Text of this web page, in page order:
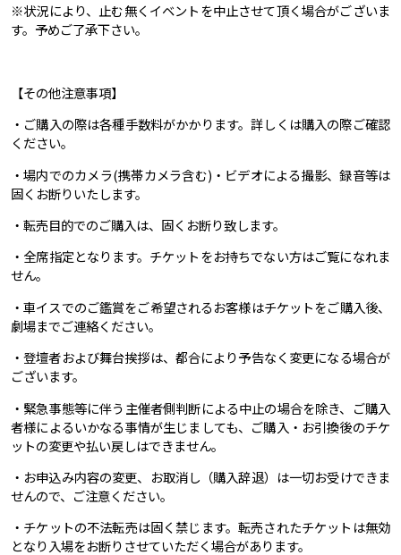
※状況により、止む無くイベントを中止させて頂く場合がございま
す。予めご了承下さい。
【その他注意事項】
・ご購入の際は各種手数料がかかります。詳しくは購入の際ご確認
ください。
・場内でのカメラ(携帯カメラ含む)・ビデオによる撮影、録音等は
固くお断りいたします。
・転売目的でのご購入は、固くお断り致します。
・全席指定となります。チケットをお持ちでない方はご覧になれま
せん。
・車イスでのご鑑賞をご希望されるお客様はチケットをご購入後、
劇場までご連絡ください。
・登壇者および舞台挨拶は、都合により予告なく変更になる場合が
ございます。
・緊急事態等に伴う主催者側判断による中止の場合を除き、ご購入
者様によるいかなる事情が生じましても、ご購入・お引換後のチケ
ットの変更や払い戻しはできません。
・お申込み内容の変更、お取消し（購入辞退）は一切お受けできま
せんので、ご注意ください。
・チケットの不法転売は固く禁じます。転売されたチケットは無効
となり入場をお断りさせていただく場合があります。